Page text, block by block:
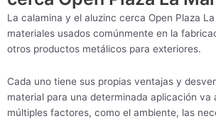
La calamina y el aluzinc cerca Open Plaza
materiales usados comúnmente en la
otros productos metálicos para exteriores.
Cada uno tiene sus propias ventajas y
material para una determinada aplicación va
múltiples factores, como el ambiente, las